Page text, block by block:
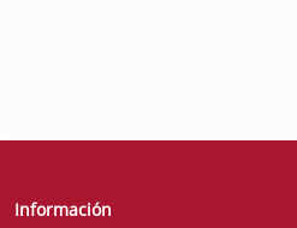
Información